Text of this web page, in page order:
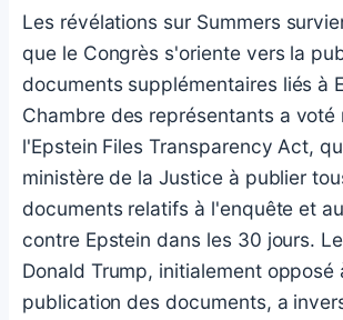
Les révélations sur Summers
que le Congrès s'oriente vers la
documents supplémentaires liés à
Chambre des représentants a voté
l'Epstein Files Transparency Act,
ministère de la Justice à publier
documents relatifs à l'enquête et
contre Epstein dans les 30 jours.
Donald Trump, initialement opposé
publication des documents, a